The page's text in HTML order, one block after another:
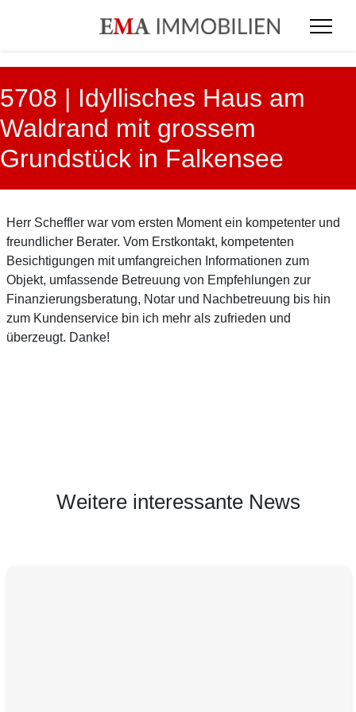
5708 | Idyllisches Haus am
Waldrand mit grossem
Grundstück in Falkensee
Herr Scheffler war vom ersten Moment ein kompetenter und
freundlicher Berater. Vom Erstkontakt, kompetenten
Besichtigungen mit umfangreichen Informationen zum
Objekt, umfassende Betreuung von Empfehlungen zur
Finanzierungsberatung, Notar und Nachbetreuung bis hin
zum Kundenservice bin ich mehr als zufrieden und
überzeugt. Danke!
Weitere interessante News